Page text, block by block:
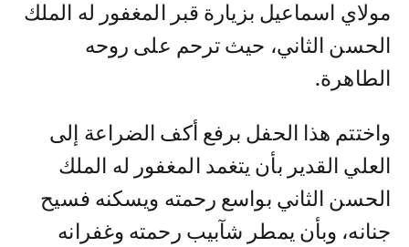
مولاي اسماعيل بزيارة قبر المغفور له الملك
الحسن الثاني، حيث ترحم على روحه
الطاهرة.
واختتم هذا الحفل برفع أكف الضراعة إلى
العلي القدير بأن يتغمد المغفور له الملك
الحسن الثاني بواسع رحمته ويسكنه فسيح
جنانه، وبأن يمطر شآبيب رحمته وغفرانه